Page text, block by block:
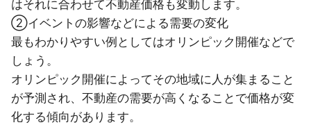
静岡県
駿東郡清水町
6ヶ月以内
静岡県
静岡市駿河区
静岡県
三島市
3ヶ月以内
はそれに合わせて不動産価格も変動します。
②イベントの影響などによる需要の変化
最もわかりやすい例としてはオリンピック開催などで
しょう。
オリンピック開催によってその地域に人が集まること
が予測され、不動産の需要が高くなることで価格が変
化する傾向があります。